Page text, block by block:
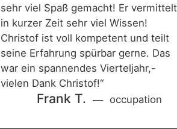
sehr viel Spaß gemacht! Er vermittelt
in kurzer Zeit sehr viel Wissen!
Christof ist voll kompetent und teilt
seine Erfahrung spürbar gerne. Das
war ein spannendes Vierteljahr,-
vielen Dank Christof!“
Frank T. occupation